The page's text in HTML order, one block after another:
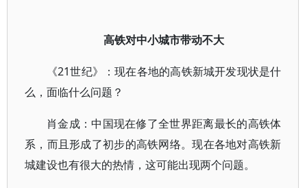
高铁对中小城市带动不大
《21世纪》：现在各地的高铁新城开发现状是什
么，面临什么问题？
肖金成：中国现在修了全世界距离最长的高铁体
系，而且形成了初步的高铁网络。现在各地对高铁新
城建设也有很大的热情，这可能出现两个问题。